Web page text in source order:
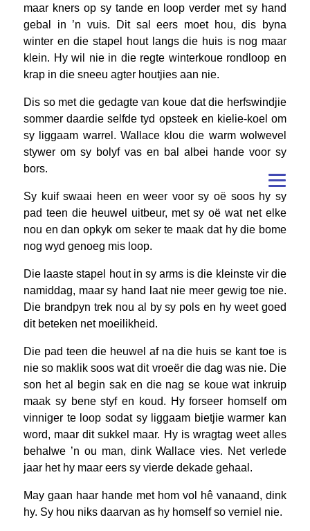
maar kners op sy tande en loop verder met sy hand
gebal in ’n vuis. Dit sal eers moet hou, dis byna
winter en die stapel hout langs die huis is nog maar
klein. Hy wil nie in die regte winterkoue rondloop en
krap in die sneeu agter houtjies aan nie.
Dis so met die gedagte van koue dat die herfswindjie
sommer daardie selfde tyd opsteek en kielie-koel om
sy liggaam warrel. Wallace klou die warm wolwevel
stywer om sy bolyf vas en bal albei hande voor sy
bors.
Sy kuif swaai heen en weer voor sy oë soos hy sy
pad teen die heuwel uitbeur, met sy oë wat net elke
nou en dan opkyk om seker te maak dat hy die bome
nog wyd genoeg mis loop.
Die laaste stapel hout in sy arms is die kleinste vir die
namiddag, maar sy hand laat nie meer gewig toe nie.
Die brandpyn trek nou al by sy pols en hy weet goed
dit beteken net moeilikheid.
Die pad teen die heuwel af na die huis se kant toe is
nie so maklik soos wat dit vroeër die dag was nie. Die
son het al begin sak en die nag se koue wat inkruip
maak sy bene styf en koud. Hy forseer homself om
vinniger te loop sodat sy liggaam bietjie warmer kan
word, maar dit sukkel maar. Hy is wragtag weet alles
behalwe ’n ou man, dink Wallace vies. Net verlede
jaar het hy maar eers sy vierde dekade gehaal.
May gaan haar hande met hom vol hê vanaand, dink
hy. Sy hou niks daarvan as hy homself so verniel nie.